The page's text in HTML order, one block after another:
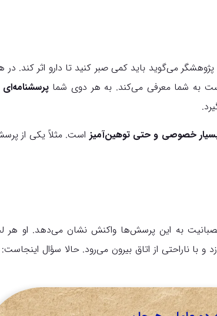
می‌گوید باید کمی صبر کنید تا دارو اثر کند. در
به شما معرفی می‌کند. به هر دوی شماپرسشنامه‌ای
خصوصی و حتی توهین‌آمیز است. مثلاً یکی از
به این پرسش‌ها واکنش نشان می‌دهد. او هر
با ناراحتی از اتاق بیرون می‌رود. حالا سؤال